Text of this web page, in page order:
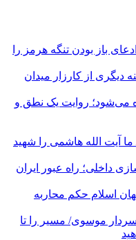
کوثری: ترامپ ۷۵ بار ادعای باز بودن تنگه هرمز را
دیگری از کارزار میدان
می‌شود؛ روایت یک نطق و
آیت الله هاشمی را شهید
داخلی؛ راه عبور ایران
جهان اسلام حکم محاربه
سردار موسوی/ مسیر را تا